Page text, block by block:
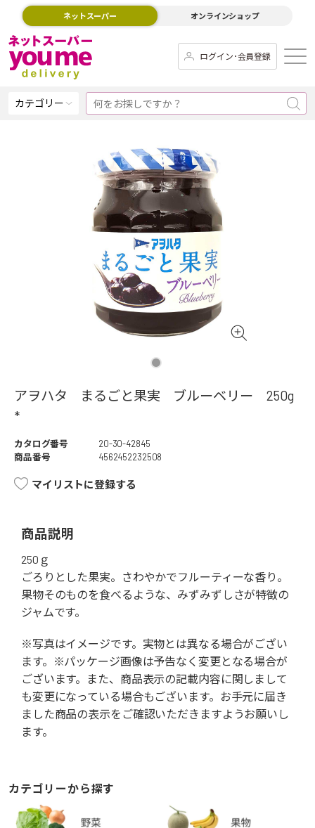
ネットスーパー オンラインショップ
ログイン･会員登録
カテゴリー
アヲハタ まるごと果実 ブルーベリー 250g
*
カタログ番号
20-30-42845
商品番号
4562452232508
マイリストに登録する
商品説明
250ｇ
ごろりとした果実。さわやかでフルーティーな香り。
果物そのものを食べるような、みずみずしさが特徴の
ジャムです。
※写真はイメージです。実物とは異なる場合がござい
ます。※パッケージ画像は予告なく変更となる場合が
ございます。また、商品表示の記載内容に関しまして
も変更になっている場合もございます。お手元に届き
ました商品の表示をご確認いただきますようお願いし
ます。
カテゴリーから探す